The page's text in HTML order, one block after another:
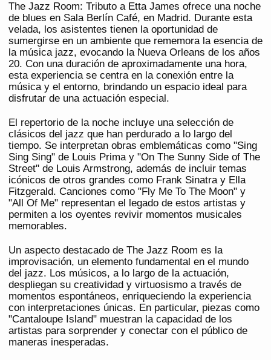
The Jazz Room: Tributo a Etta James ofrece una noche
de blues en Sala Berlín Café, en Madrid. Durante esta
velada, los asistentes tienen la oportunidad de
sumergirse en un ambiente que rememora la esencia de
la música jazz, evocando la Nueva Orleans de los años
20. Con una duración de aproximadamente una hora,
esta experiencia se centra en la conexión entre la
música y el entorno, brindando un espacio ideal para
disfrutar de una actuación especial.
El repertorio de la noche incluye una selección de
clásicos del jazz que han perdurado a lo largo del
tiempo. Se interpretan obras emblemáticas como "Sing
Sing Sing" de Louis Prima y "On The Sunny Side of The
Street" de Louis Armstrong, además de incluir temas
icónicos de otros grandes como Frank Sinatra y Ella
Fitzgerald. Canciones como "Fly Me To The Moon" y
"All Of Me" representan el legado de estos artistas y
permiten a los oyentes revivir momentos musicales
memorables.
Un aspecto destacado de The Jazz Room es la
improvisación, un elemento fundamental en el mundo
del jazz. Los músicos, a lo largo de la actuación,
despliegan su creatividad y virtuosismo a través de
momentos espontáneos, enriqueciendo la experiencia
con interpretaciones únicas. En particular, piezas como
"Cantaloupe Island" muestran la capacidad de los
artistas para sorprender y conectar con el público de
maneras inesperadas.